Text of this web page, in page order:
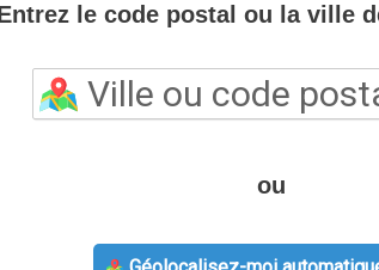
le code postal ou la ville
ou